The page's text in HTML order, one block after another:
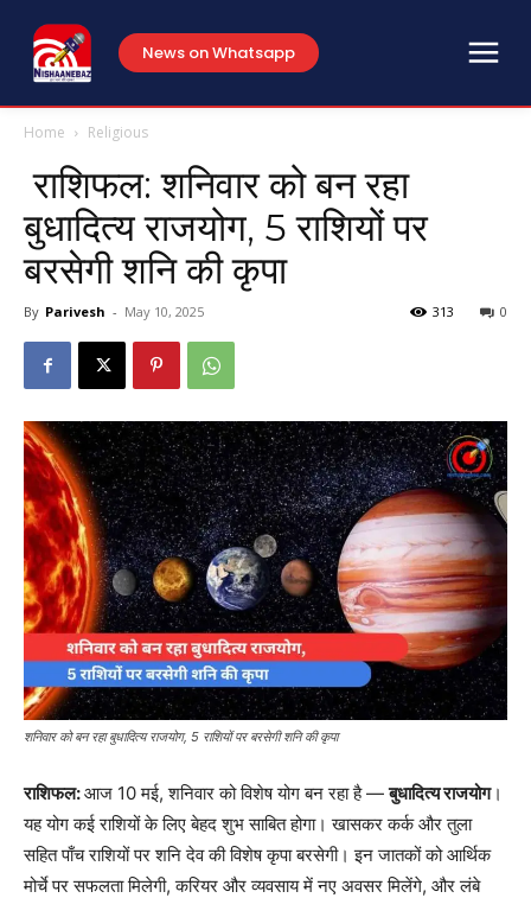
News on Whatsapp
Home Religious
राशिफल: शनिवार को बन रहा
बुधादित्य राजयोग, 5 राशियों पर
बरसेगी शनि की कृपा
By Parivesh - May 10, 2025 0
313
शनिवार को बन रहा बुधादित्य राजयोग, 5 राशियों पर बरसेगी शनि की कृपा
राशिफल:आज 10 मई, शनिवार को विशेष योग बन रहा है —बुधादित्य राजयोग।
यह योग कई राशियों के लिए बेहद शुभ साबित होगा। खासकर कर्क और तुला
सहित पाँच राशियों पर शनि देव की विशेष कृपा बरसेगी। इन जातकों को आर्थिक
मोर्चे पर सफलता मिलेगी, करियर और व्यवसाय में नए अवसर मिलेंगे, और लंबे